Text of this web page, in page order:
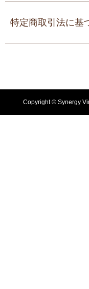
特定商取引法に基
Copyright ©Synergy